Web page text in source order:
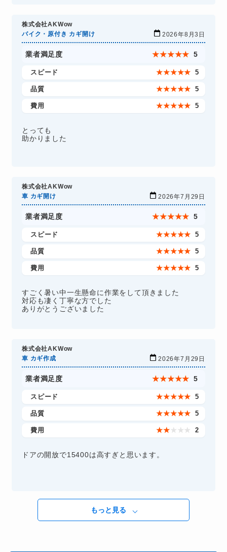
株式会社AKWow
バイク・原付き カギ開け
2026年8月3日
業者満足度 ★★★★★ 5
スピード ★★★★★ 5
品質 ★★★★★ 5
費用 ★★★★★ 5
とっても
助かりました
株式会社AKWow
車 カギ開け
2026年7月29日
業者満足度 ★★★★★ 5
スピード ★★★★★ 5
品質 ★★★★★ 5
費用 ★★★★★ 5
すごく暑い中一生懸命に作業をして頂きました
対応も凄く丁寧な方でした
ありがとうございました
株式会社AKWow
車 カギ作成
2026年7月29日
業者満足度 ★★★★★ 5
スピード ★★★★★ 5
品質 ★★★★★ 5
費用 ★★ ★ ★ ★ 2
ドアの開放で15400は高すぎと思います。
もっと見る